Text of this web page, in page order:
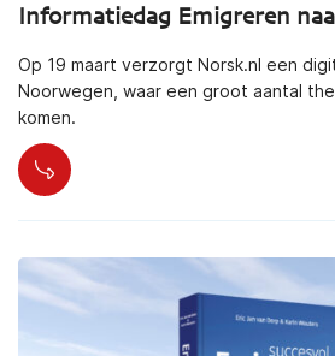
Informatiedag Emigreren
Op 19 maart verzorgt Norsk.nl een
Noorwegen, waar een groot aantal
komen.